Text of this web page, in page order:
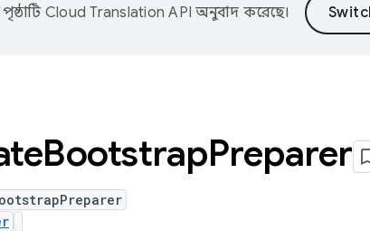
Cloud Translation API অনুবাদ করেছে।
BootstrapPreparer